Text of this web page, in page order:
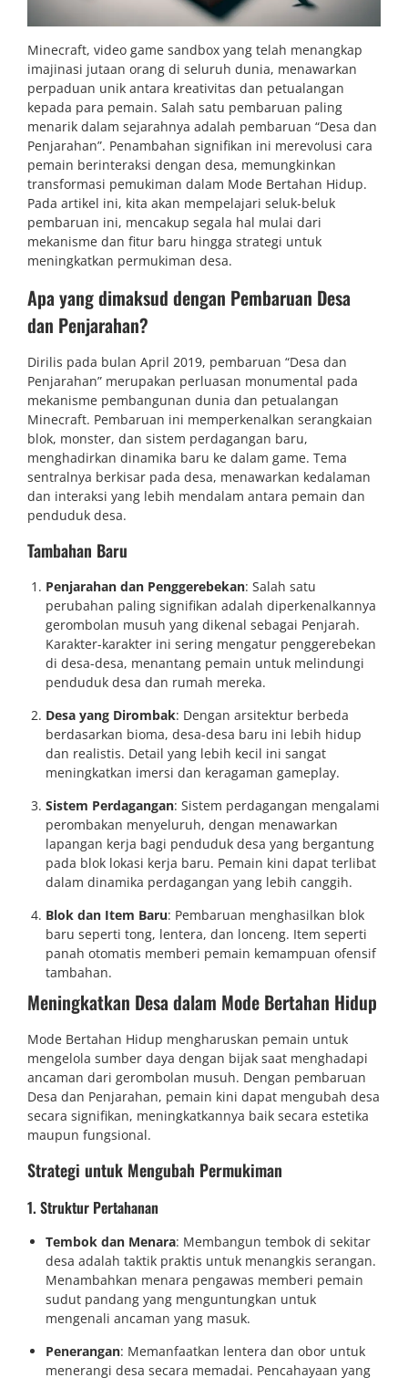
Minecraft, video game sandbox yang telah menangkap
imajinasi jutaan orang di seluruh dunia, menawarkan
perpaduan unik antara kreativitas dan petualangan
kepada para pemain. Salah satu pembaruan paling
menarik dalam sejarahnya adalah pembaruan “Desa dan
Penjarahan”. Penambahan signifikan ini merevolusi cara
pemain berinteraksi dengan desa, memungkinkan
transformasi pemukiman dalam Mode Bertahan Hidup.
Pada artikel ini, kita akan mempelajari seluk-beluk
pembaruan ini, mencakup segala hal mulai dari
mekanisme dan fitur baru hingga strategi untuk
meningkatkan permukiman desa.
Apa yang dimaksud dengan Pembaruan Desa
dan Penjarahan?
Dirilis pada bulan April 2019, pembaruan “Desa dan
Penjarahan” merupakan perluasan monumental pada
mekanisme pembangunan dunia dan petualangan
Minecraft. Pembaruan ini memperkenalkan serangkaian
blok, monster, dan sistem perdagangan baru,
menghadirkan dinamika baru ke dalam game. Tema
sentralnya berkisar pada desa, menawarkan kedalaman
dan interaksi yang lebih mendalam antara pemain dan
penduduk desa.
Tambahan Baru
Penjarahan dan Penggerebekan: Salah satu
perubahan paling signifikan adalah diperkenalkannya
gerombolan musuh yang dikenal sebagai Penjarah.
Karakter-karakter ini sering mengatur penggerebekan
di desa-desa, menantang pemain untuk melindungi
penduduk desa dan rumah mereka.
Desa yang Dirombak: Dengan arsitektur berbeda
berdasarkan bioma, desa-desa baru ini lebih hidup
dan realistis. Detail yang lebih kecil ini sangat
meningkatkan imersi dan keragaman gameplay.
Sistem Perdagangan: Sistem perdagangan mengalami
perombakan menyeluruh, dengan menawarkan
lapangan kerja bagi penduduk desa yang bergantung
pada blok lokasi kerja baru. Pemain kini dapat terlibat
dalam dinamika perdagangan yang lebih canggih.
Blok dan Item Baru: Pembaruan menghasilkan blok
baru seperti tong, lentera, dan lonceng. Item seperti
panah otomatis memberi pemain kemampuan ofensif
tambahan.
Meningkatkan Desa dalam Mode Bertahan Hidup
Mode Bertahan Hidup mengharuskan pemain untuk
mengelola sumber daya dengan bijak saat menghadapi
ancaman dari gerombolan musuh. Dengan pembaruan
Desa dan Penjarahan, pemain kini dapat mengubah desa
secara signifikan, meningkatkannya baik secara estetika
maupun fungsional.
Strategi untuk Mengubah Permukiman
1. Struktur Pertahanan
Tembok dan Menara: Membangun tembok di sekitar
desa adalah taktik praktis untuk menangkis serangan.
Menambahkan menara pengawas memberi pemain
sudut pandang yang menguntungkan untuk
mengenali ancaman yang masuk.
Penerangan: Memanfaatkan lentera dan obor untuk
menerangi desa secara memadai. Pencahayaan yang